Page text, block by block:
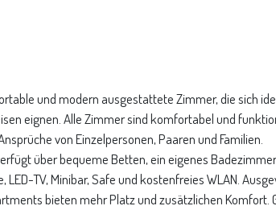
und modern ausgestattete Zimmer, die sich
eignen. Alle Zimmer sind komfortabel und
von Einzelpersonen, Paaren und Familien.
über bequeme Betten, ein eigenes
LED-TV, Minibar, Safe und kostenfreies WLAN.
bieten mehr Platz und zusätzlichen Komfort.